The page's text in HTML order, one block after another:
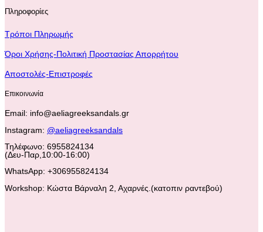
Πληροφορίες
Τρόποι Πληρωμής
Όροι Χρήσης-Πολιτική Προστασίας Απορρήτου
Αποστολές-Επιστροφές
Επικοινωνία
Email: info@aeliagreeksandals.gr
Instagram: @aeliagreeksandals
Τηλέφωνο: 6955824134
(Δευ-Παρ,10:00-16:00)
WhatsApp: +306955824134
Workshop: Κώστα Βάρναλη 2, Αχαρνές.(κατοπιν ραντεβού)